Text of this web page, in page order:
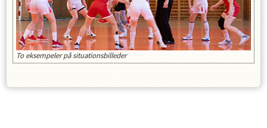
To eksempeler på situationsbilleder